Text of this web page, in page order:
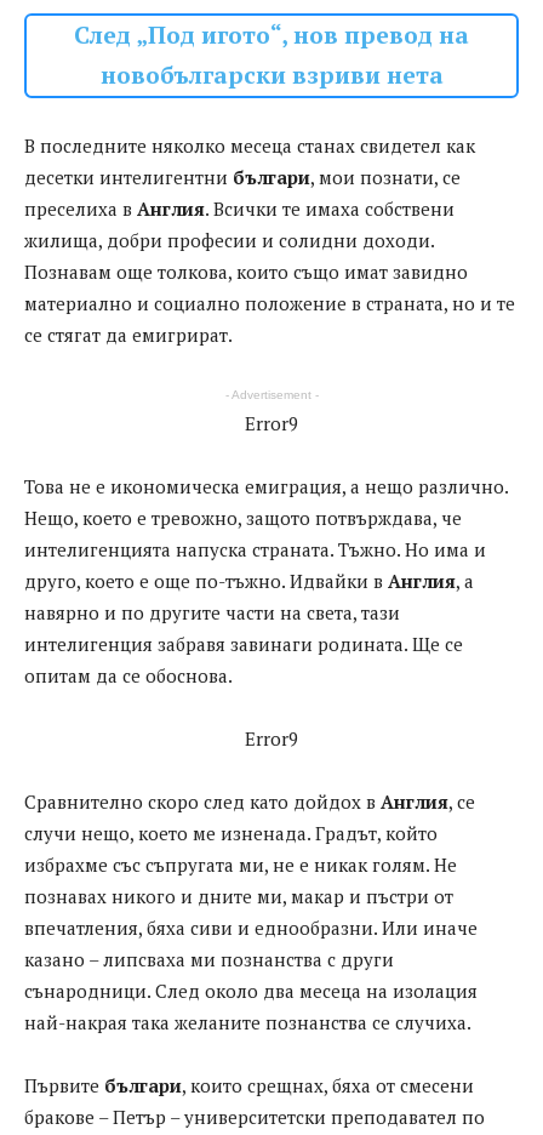
След „Под игото“, нов превод на
новобългарски взриви нета
В последните няколко месеца станах свидетел как
десетки интелигентни българи, мои познати, се
преселиха в Англия. Всички те имаха собствени
жилища, добри професии и солидни доходи.
Познавам още толкова, които също имат завидно
материално и социално положение в страната, но и те
се стягат да емигрират.
- Advertisement -
Error9
Това не е икономическа емиграция, а нещо различно.
Нещо, което е тревожно, защото потвърждава, че
интелигенцията напуска страната. Тъжно. Но има и
друго, което е още по-тъжно. Идвайки в Англия, а
навярно и по другите части на света, тази
интелигенция забравя завинаги родината. Ще се
опитам да се обоснова.
Error9
Сравнително скоро след като дойдох в Англия, се
случи нещо, което ме изненада. Градът, който
избрахме със съпругата ми, не е никак голям. Не
познавах никого и дните ми, макар и пъстри от
впечатления, бяха сиви и еднообразни. Или иначе
казано – липсваха ми познанства с други
сънародници. След около два месеца на изолация
най-накрая така желаните познанства се случиха.
Първите българи, които срещнах, бяха от смесени
бракове – Петър – университетски преподавател по